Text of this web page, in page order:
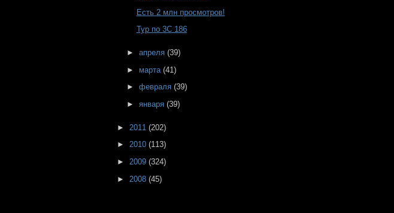
Есть 2 млн просмотров!
Тур по 3С 186
► апреля (39)
► марта (41)
► февраля (39)
► января (39)
► 2011(202)
►2010(113)
►2009(324)
► 2008(45)